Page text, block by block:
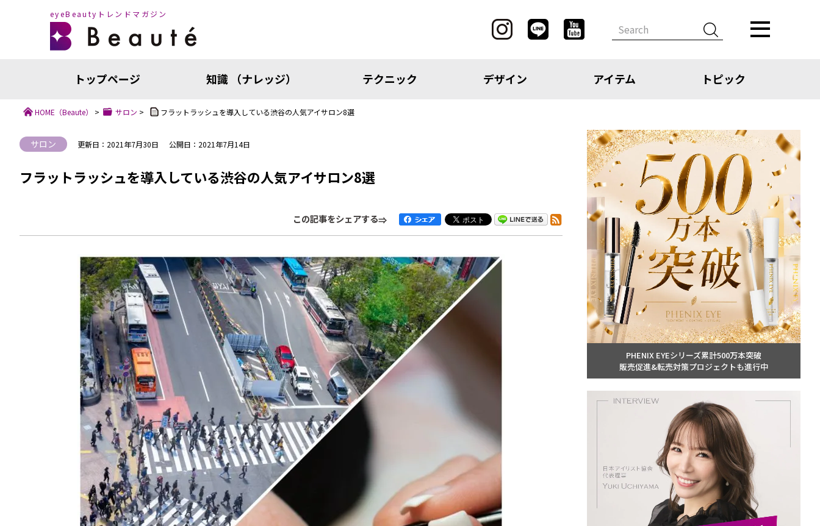
デザイン
利用規約 お問い合わせ 広告掲載 プライバシーポリシー
Official Social account
eyeBeautyトレンドマガジン
トップページ 知識 （ナレッジ） テクニック デザイン アイテム トピック
HOME （Beaute） > サロン > フラットラッシュを導入している渋谷の人気アイサロン8選
サロン 更新日：2021年7月30日 公開日：2021年7月14日
フラットラッシュを導入している渋谷の人気アイサロン8選
この記事をシェアする
PHENIX EYEシリーズ累計500万本突破
販売促進&転売対策プロジェクトも進行中